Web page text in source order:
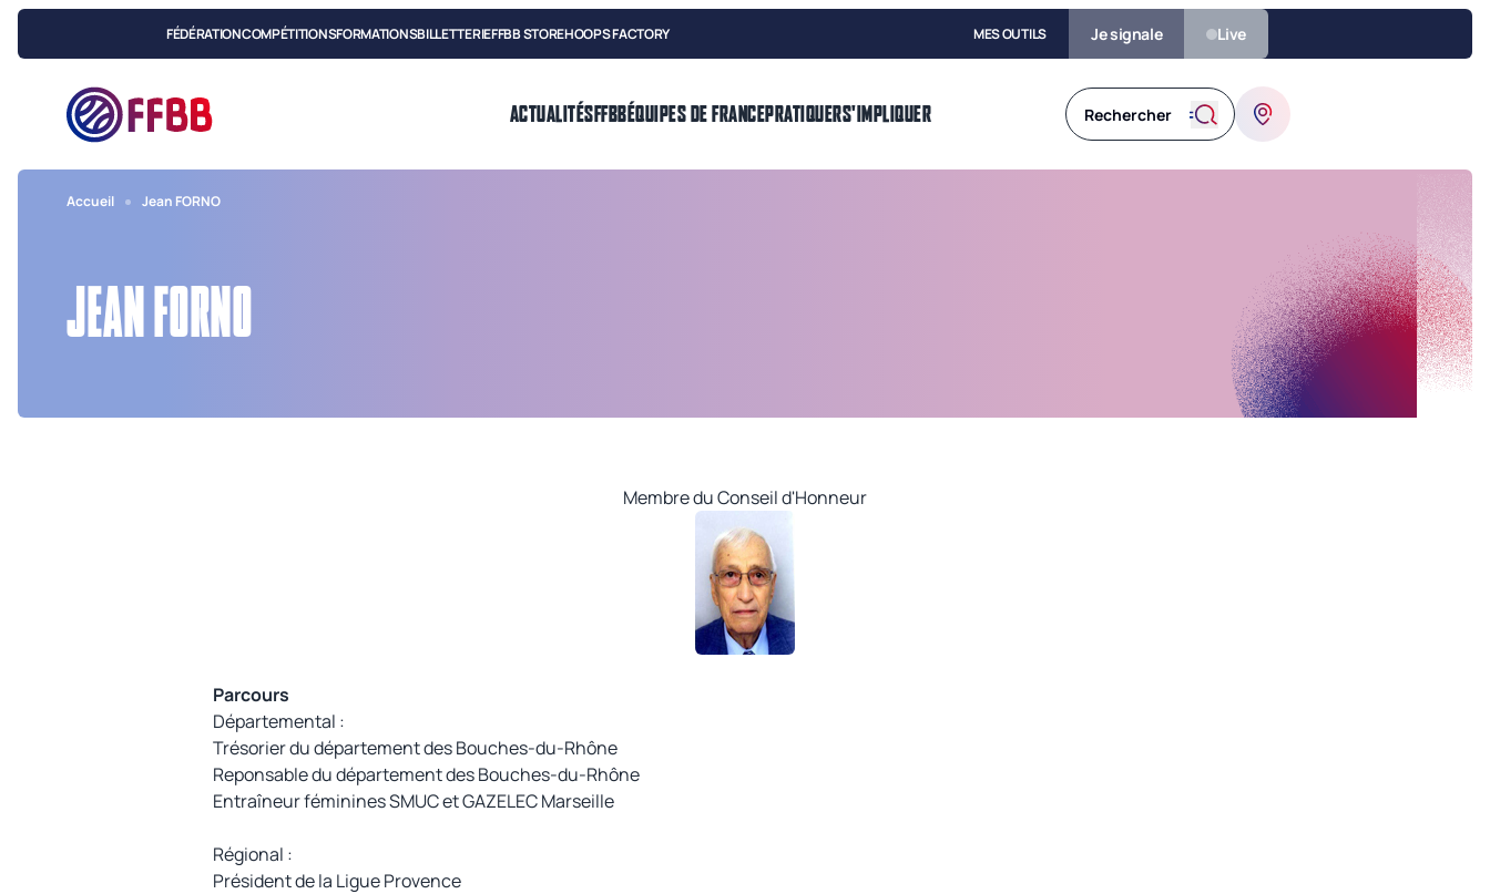
FÉDÉRATIONCOMPÉTITIONSFORMATIONSBILLETTERIEFFBB STOREHOOPS FACTORY MES OUTILS Je signale Live
ACTUALITÉSFFBBÉQUIPES DE FRANCEPRATIQUERS'IMPLIQUER
Accueil Jean FORNO
JEAN FORNO
Membre du Conseil d'Honneur
Parcours
Départemental :
Trésorier du département des Bouches-du-Rhône
Reponsable du département des Bouches-du-Rhône
Entraîneur féminines SMUC et GAZELEC Marseille
Régional :
Président de la Ligue Provence